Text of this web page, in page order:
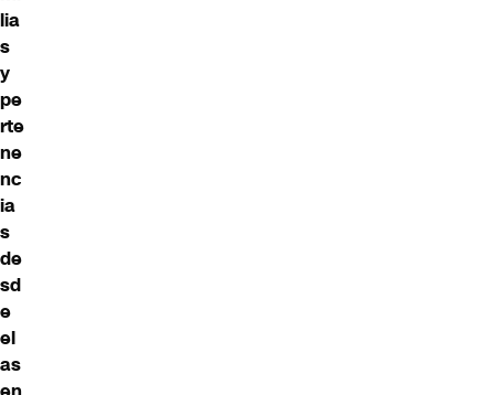
lia
s
y
pe
rte
ne
nc
ia
s
de
sd
e
el
as